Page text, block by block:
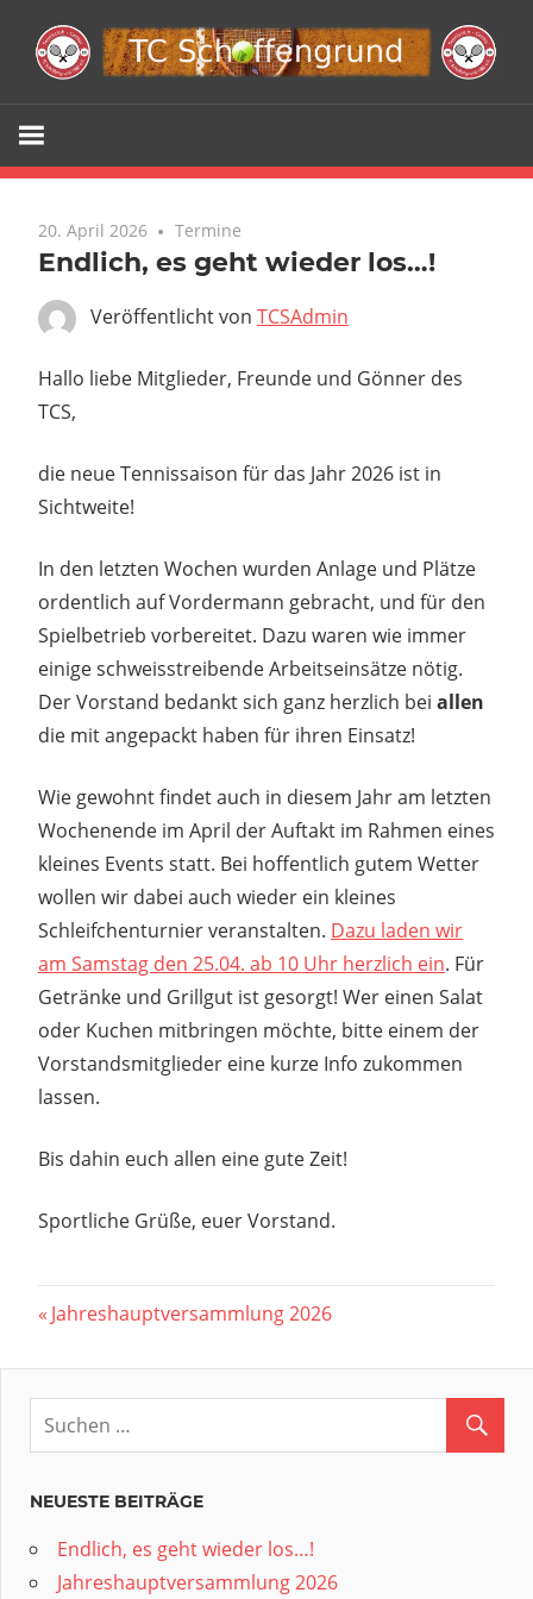
Inhalt
springen
TC
e.V.
20. April 2026 Termine
Endlich, es geht wieder los…!
Veröffentlicht von TCSAdmin
Hallo liebe Mitglieder, Freunde und Gönner des
TCS,
die neue Tennissaison für das Jahr 2026 ist in
Sichtweite!
In den letzten Wochen wurden Anlage und Plätze
ordentlich auf Vordermann gebracht, und für den
Spielbetrieb vorbereitet. Dazu waren wie immer
einige schweisstreibende Arbeitseinsätze nötig.
Der Vorstand bedankt sich ganz herzlich bei allen
die mit angepackt haben für ihren Einsatz!
Wie gewohnt findet auch in diesem Jahr am letzten
Wochenende im April der Auftakt im Rahmen eines
kleines Events statt. Bei hoffentlich gutem Wetter
wollen wir dabei auch wieder ein kleines
Schleifchenturnier veranstalten. Dazu laden wir
am Samstag den 25.04. ab 10 Uhr herzlich ein. Für
Getränke und Grillgut ist gesorgt! Wer einen Salat
oder Kuchen mitbringen möchte, bitte einem der
Vorstandsmitglieder eine kurze Info zukommen
lassen.
Bis dahin euch allen eine gute Zeit!
Sportliche Grüße, euer Vorstand.
Beitragsnavigation
Vorheriger
Jahreshauptversammlung 2026
NEUESTE BEITRÄGE
Endlich, es geht wieder los…!
Jahreshauptversammlung 2026